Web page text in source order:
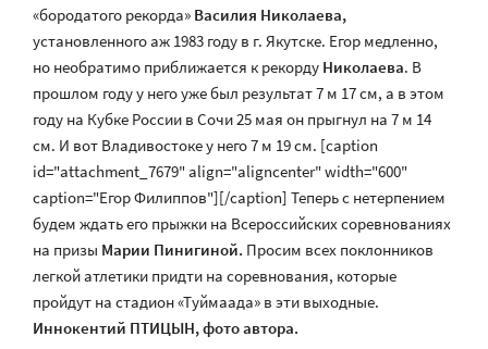
«бородатого рекорда» Василия Николаева,
установленного аж 1983 году в г. Якутске. Егор медленно,
но необратимо приближается к рекорду Николаева. В
прошлом году у него уже был результат 7 м 17 см, а в этом
году на Кубке России в Сочи 25 мая он прыгнул на 7 м 14
см. И вот Владивостоке у него 7 м 19 см. [caption
id="attachment_7679" align="aligncenter" width="600"
caption="Егор Филиппов"][/caption] Теперь с нетерпением
будем ждать его прыжки на Всероссийских соревнованиях
на призы Марии Пинигиной. Просим всех поклонников
легкой атлетики придти на соревнования, которые
пройдут на стадион «Туймаада» в эти выходные.
Иннокентий ПТИЦЫН,фото автора.